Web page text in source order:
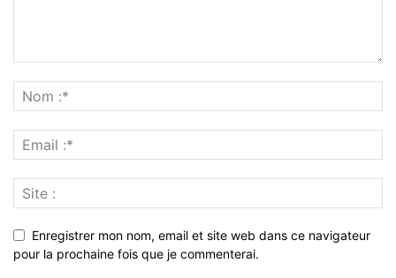
Enregistrer mon nom, email et site web dans ce navigateur
pour la prochaine fois que je commenterai.